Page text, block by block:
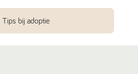
Tips bij adoptie